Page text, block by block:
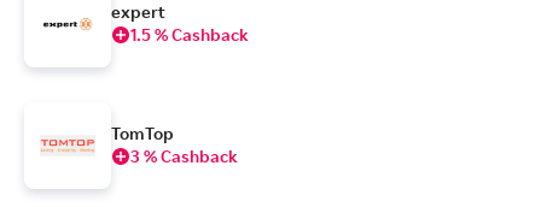
expert
1.5 % Cashback
TomTop
3 % Cashback